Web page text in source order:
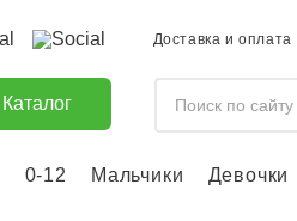
Доставка и оплата
Каталог
0-12 Мальчики Девочки